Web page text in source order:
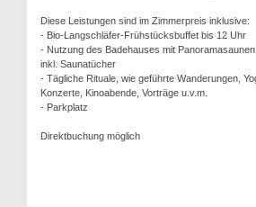
Diese Leistungen sind im Zimmerpreis inklusive:
- Bio-Langschläfer-Frühstücksbuffet bis 12 Uhr
- Nutzung des Badehauses mit
inkl. Saunatücher
- Tägliche Rituale, wie geführte Wanderungen,
Konzerte, Kinoabende, Vorträge u.v.m.
- Parkplatz
Direktbuchung möglich